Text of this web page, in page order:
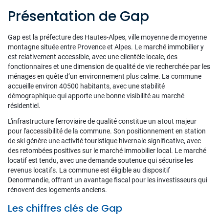
Présentation de Gap
Gap est la préfecture des Hautes-Alpes, ville moyenne de moyenne
montagne située entre Provence et Alpes. Le marché immobilier y
est relativement accessible, avec une clientèle locale, des
fonctionnaires et une dimension de qualité de vie recherchée par les
ménages en quête d’un environnement plus calme. La commune
accueille environ 40500 habitants, avec une stabilité
démographique qui apporte une bonne visibilité au marché
résidentiel.
L'infrastructure ferroviaire de qualité constitue un atout majeur
pour l'accessibilité de la commune. Son positionnement en station
de ski génère une activité touristique hivernale significative, avec
des retombées positives sur le marché immobilier local. Le marché
locatif est tendu, avec une demande soutenue qui sécurise les
revenus locatifs. La commune est éligible au dispositif
Denormandie, offrant un avantage fiscal pour les investisseurs qui
rénovent des logements anciens.
Les chiffres clés de Gap